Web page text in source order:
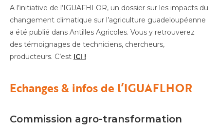
A l’initiative de l’IGUAFHLOR, un dossier sur les impacts du
changement climatique sur l’agriculture guadeloupéenne
a été publié dans Antilles Agricoles. Vous y retrouverez
des témoignages de techniciens, chercheurs,
producteurs. C’est ICI !
Echanges & infos de l’IGUAFLHOR
Commission agro-transformation